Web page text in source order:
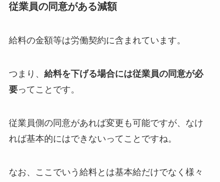
従業員の同意がある減額
給料の金額等は労働契約に含まれています。
つまり、 給料を下げる場合には従業員の同意が必
要ってことです。
従業員側の同意があれば変更も可能ですが、なけ
れば基本的にはできないってことですね。
なお、ここでいう給料とは基本給だけでなく様々